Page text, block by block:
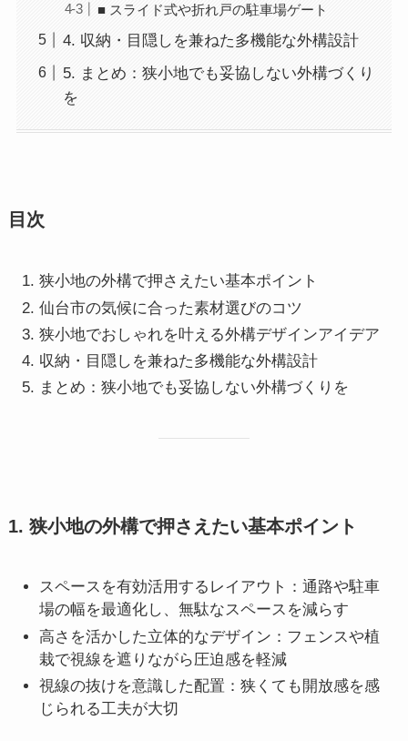
■ スライド式や折れ戸の駐車場ゲート
4. 収納・目隠しを兼ねた多機能な外構設計
5. まとめ：狭小地でも妥協しない外構づくり
を
目次
狭小地の外構で押さえたい基本ポイント
仙台市の気候に合った素材選びのコツ
狭小地でおしゃれを叶える外構デザインアイデア
収納・目隠しを兼ねた多機能な外構設計
まとめ：狭小地でも妥協しない外構づくりを
1. 狭小地の外構で押さえたい基本ポイント
スペースを有効活用するレイアウト：通路や駐車
場の幅を最適化し、無駄なスペースを減らす
高さを活かした立体的なデザイン：フェンスや植
栽で視線を遮りながら圧迫感を軽減
視線の抜けを意識した配置：狭くても開放感を感
じられる工夫が大切